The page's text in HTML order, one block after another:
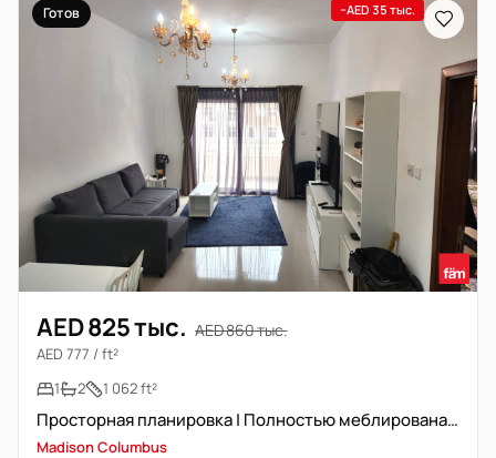
Готов −AED 35 тыс.
AED 825 тыс. AED 860 тыс.
AED 777 / ft²
1
2 1 062 ft²
Просторная планировка | Полностью меблирована | Открыта к предложениям
Madison Columbus